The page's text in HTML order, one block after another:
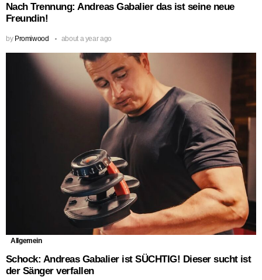
Nach Trennung: Andreas Gabalier das ist seine neue
Freundin!
by Promiwood about a year ago
Allgemein
Schock: Andreas Gabalier ist SÜCHTIG! Dieser sucht ist
der Sänger verfallen